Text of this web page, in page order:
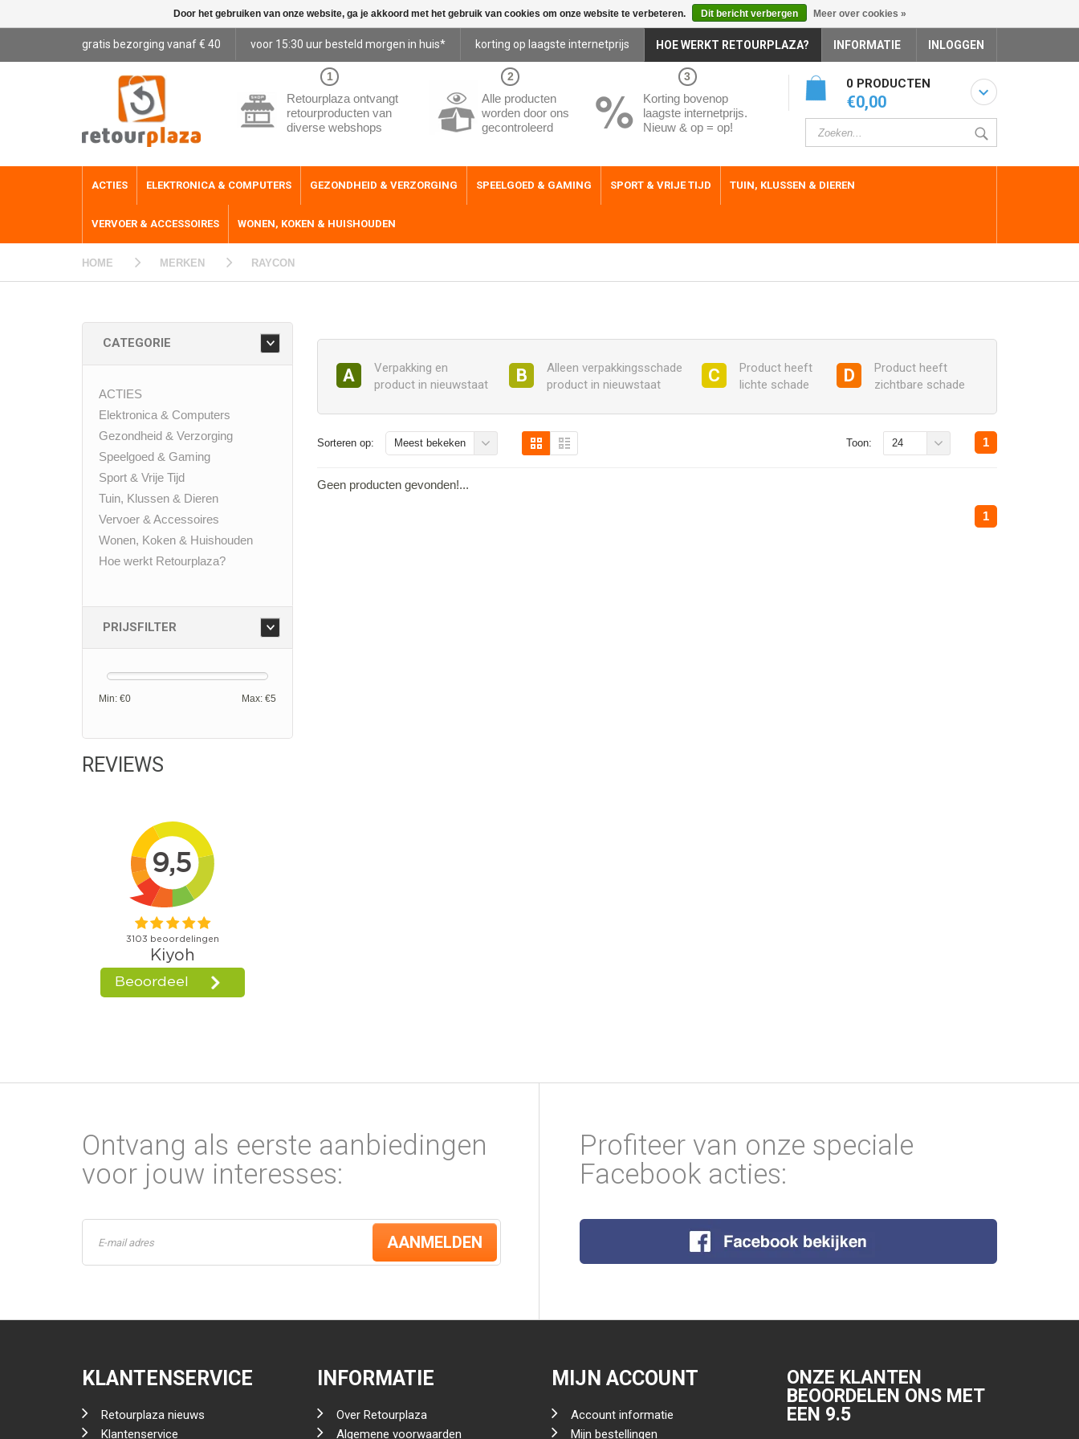
gratis bezorging vanaf € 40 voor 15:30 uur besteld morgen in huis* korting op laagste internetprijs HOE WERKT RETOURPLAZA? INFORMATIE INLOGGEN
1
Retourplaza ontvangt
retourproducten van
diverse webshops
2
Alle producten
worden door ons
gecontroleerd
3
Korting bovenop
laagste internetprijs.
Nieuw & op = op!
0 PRODUCTEN
€0,00
ACTIES ELEKTRONICA & COMPUTERS GEZONDHEID & VERZORGING SPEELGOED & GAMING SPORT & VRIJE TIJD TUIN, KLUSSEN & DIEREN
VERVOER & ACCESSOIRES WONEN, KOKEN & HUISHOUDEN
HOME MERKEN RAYCON
CATEGORIE
ACTIES
Elektronica & Computers
Gezondheid & Verzorging
Speelgoed & Gaming
Sport & Vrije Tijd
Tuin, Klussen & Dieren
Vervoer & Accessoires
Wonen, Koken & Huishouden
Hoe werkt Retourplaza?
PRIJSFILTER
Min: €0 Max: €5
REVIEWS
A
Verpakking en
product in nieuwstaat
B
Alleen verpakkingsschade
product in nieuwstaat
C
Product heeft
lichte schade
D
Product heeft
zichtbare schade
Sorteren op: Meest bekeken 1
Toon: 24
Geen producten gevonden!...
1
Ontvang als eerste aanbiedingen
voor jouw interesses:
AANMELDEN
Profiteer van onze speciale
Facebook acties:
KLANTENSERVICE
Retourplaza nieuws
Klantenservice
INFORMATIE
Over Retourplaza
Algemene voorwaarden
MIJN ACCOUNT
Account informatie
Mijn bestellingen
ONZE KLANTEN
BEOORDELEN ONS MET
EEN 9.5
Door het gebruiken van onze website, ga je akkoord met het gebruik van cookies om onze website te verbeteren. Dit bericht verbergen Meer over cookies »